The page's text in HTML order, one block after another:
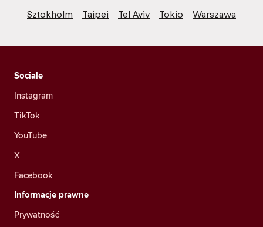
Sztokholm
Taipei Tel Aviv Tokio Warszawa
Sociale
Instagram
TikTok
YouTube
X
Facebook
Informacje prawne
Prywatność